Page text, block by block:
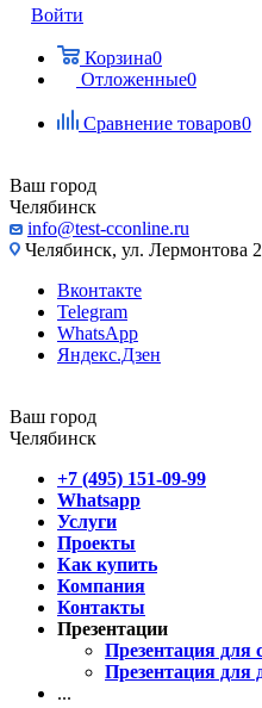
Войти
Корзина0
Отложенные0
Сравнение товаров0
Ваш город
Челябинск
info@test-cconline.ru
Челябинск, ул. Лермонтова
Вконтакте
Telegram
WhatsApp
Яндекс.Дзен
Ваш город
Челябинск
+7 (495) 151-09-99
Whatsapp
Услуги
Проекты
Как купить
Компания
Контакты
Презентации
Презентация для
Презентация для
...